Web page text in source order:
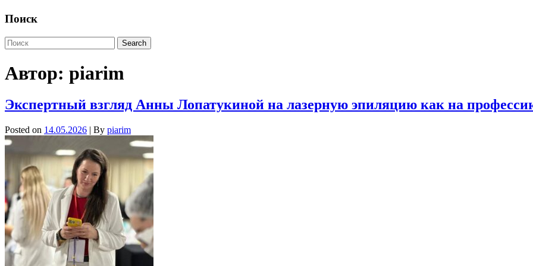
Поиск
Автор: piarim
Экспертный взгляд Анны Лопатукиной на лазерную эпиляцию как на
Posted on 14.05.2026 | By piarim